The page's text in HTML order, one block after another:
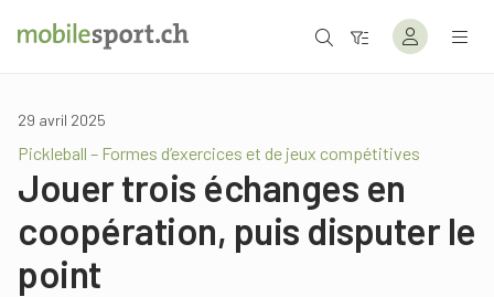
29 avril 2025
Pickleball – Formes d’exercices et de jeux compétitives
Jouer trois échanges en
coopération, puis disputer le
point